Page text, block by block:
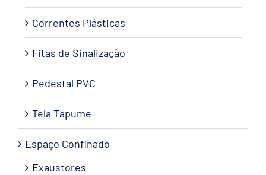
Correntes Plásticas
Fitas de Sinalização
Pedestal PVC
Tela Tapume
Espaço Confinado
Exaustores